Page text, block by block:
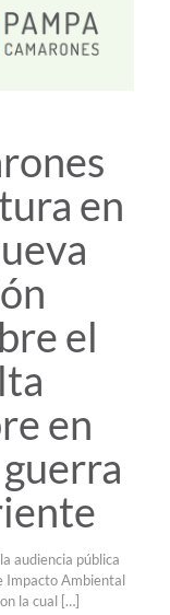
en
el
en
audiencia pública
Impacto Ambiental
la cual […]